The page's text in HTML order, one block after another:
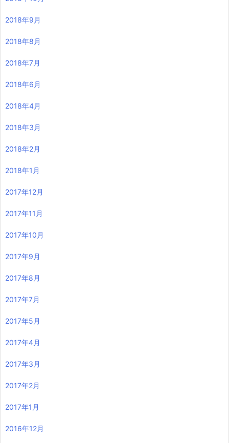
2018年9月
2018年8月
2018年7月
2018年6月
2018年4月
2018年3月
2018年2月
2018年1月
2017年12月
2017年11月
2017年10月
2017年9月
2017年8月
2017年7月
2017年5月
2017年4月
2017年3月
2017年2月
2017年1月
2016年12月